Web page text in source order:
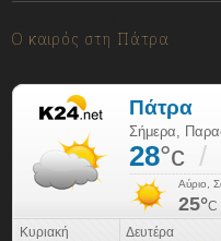
Ο καιρός στη Πάτρα